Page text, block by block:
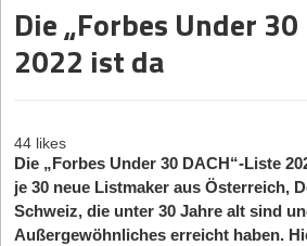
Die „Forbes Under
2022 ist da
44 likes
Die „Forbes Under 30 DACH“-Liste
je 30 neue Listmaker aus Österreich,
Schweiz, die unter 30 Jahre alt sind
Außergewöhnliches erreicht haben.